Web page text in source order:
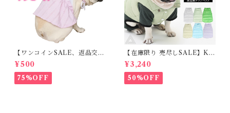
【ワンコインSALE、返品交換
不可】KM171SK フレンチブ
ルドック 犬服 女の子 ピンク
スカート
¥500
75%OFF
【在庫限り 売尽しSALE】K
M952Tダウンベスト 100%ダ
ウン・フェザー 犬 犬服 ダウン
ジャケット ベスト フレンチブ
ルドッグ 冬服 極暖 暖かい 可
¥3,240
50%OFF